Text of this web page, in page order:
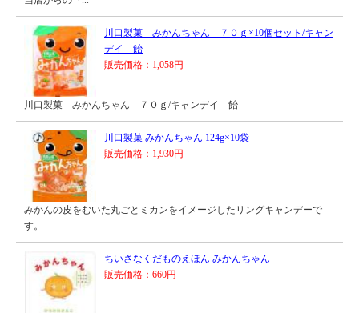
川口製菓 みかんちゃん ７０ｇ×10個セット/キャン
デイ 飴
販売価格：1,058円
川口製菓 みかんちゃん ７０ｇ/キャンデイ 飴
川口製菓 みかんちゃん 124g×10袋
販売価格：1,930円
みかんの皮をむいた丸ごとミカンをイメージしたリングキャンデーで
す。
ちいさなくだものえほん みかんちゃん
販売価格：660円